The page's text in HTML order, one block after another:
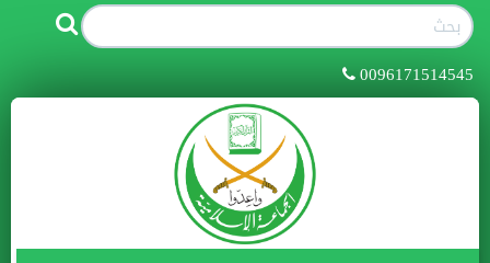
0096171514545